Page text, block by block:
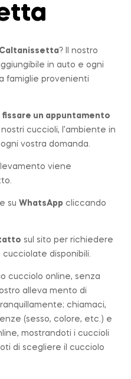
Caltanissetta? Il nostro
in auto e ogni
famiglie provenienti
fissare un appuntamento
cuccioli, l’ambiente in
vostra domanda.
viene
su WhatsApp cliccando
sul sito per richiedere
disponibili.
cucciolo online, senza
alleva mento di
chiamaci,
(sesso, colore, etc.) e
mostrandoti i cuccioli
di scegliere il cucciolo